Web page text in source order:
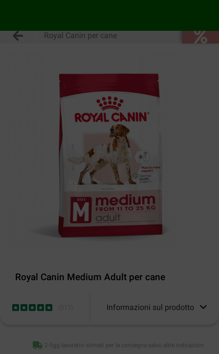
Royal Canin per cane
Royal Canin Medium Adult per cane
Informazioni sul prodotto
2-5gg lavorativi stimati per la consegna salvo altre indicazioni